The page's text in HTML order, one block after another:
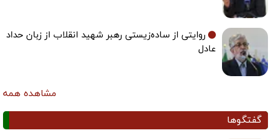
روایتی از ساده‌زیستی رهبر شهید انقلاب از زبان حداد
عادل
مشاهده همه
گفتگوها